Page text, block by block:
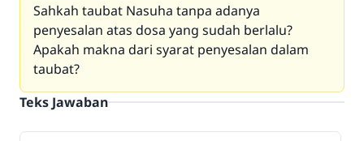
Sahkah taubat Nasuha tanpa adanya
penyesalan atas dosa yang sudah berlalu?
Apakah makna dari syarat penyesalan dalam
taubat?
Teks Jawaban